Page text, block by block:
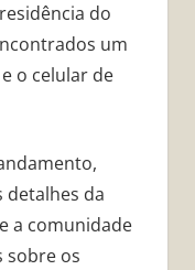
do
um
o celular de
detalhes da
a comunidade
sobre os